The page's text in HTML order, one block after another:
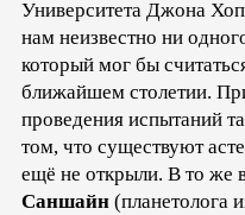
Университета Джона
нам неизвестно ни
который мог бы
ближайшем столетии.
проведения испытаний
том, что существуют
ещё не открыли. В то же
Саншайн (планетолога